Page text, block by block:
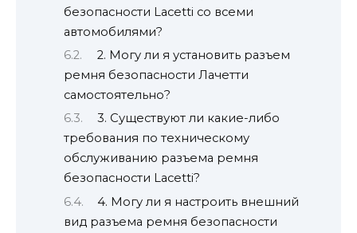
безопасности Lacetti со всеми
автомобилями?
2. Могу ли я установить разъем
ремня безопасности Лачетти
самостоятельно?
3. Существуют ли какие-либо
требования по техническому
обслуживанию разъема ремня
безопасности Lacetti?
4. Могу ли я настроить внешний
вид разъема ремня безопасности